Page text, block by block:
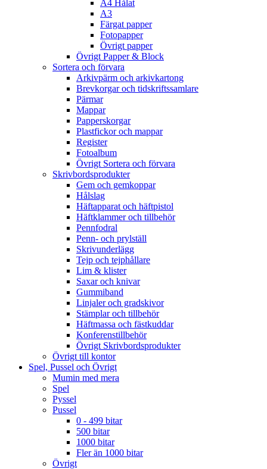
A4 Hålat
A3
Färgat papper
Fotopapper
Övrigt papper
Övrigt Papper & Block
Sortera och förvara
Arkivpärm och arkivkartong
Brevkorgar och tidskriftssamlare
Pärmar
Mappar
Papperskorgar
Plastfickor och mappar
Register
Fotoalbum
Övrigt Sortera och förvara
Skrivbordsprodukter
Gem och gemkoppar
Hålslag
Häftapparat och häftpistol
Häftklammer och tillbehör
Pennfodral
Penn- och prylställ
Skrivunderlägg
Tejp och tejphållare
Lim & klister
Saxar och knivar
Gummiband
Linjaler och gradskivor
Stämplar och tillbehör
Häftmassa och fästkuddar
Konferenstillbehör
Övrigt Skrivbordsprodukter
Övrigt till kontor
Spel, Pussel och Övrigt
Mumin med mera
Spel
Pyssel
Pussel
0 - 499 bitar
500 bitar
1000 bitar
Fler än 1000 bitar
Övrigt